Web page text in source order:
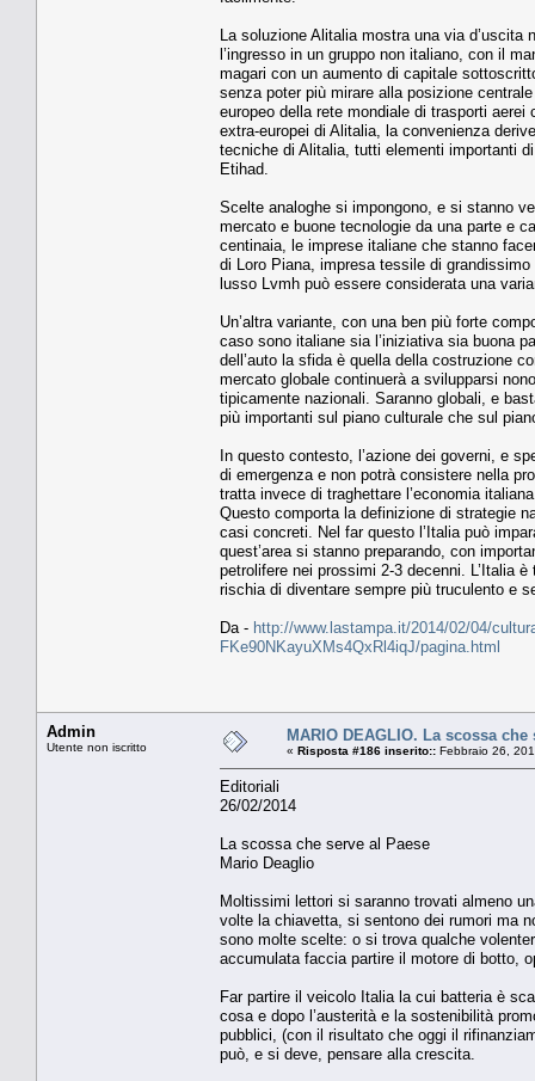
La soluzione Alitalia mostra una via
l’ingresso in un gruppo non italiano, con il
magari con un aumento di capitale
senza poter più mirare alla posizione
europeo della rete mondiale di trasporti
extra-europei di Alitalia, la convenienza
tecniche di Alitalia, tutti elementi importanti
Etihad.
Scelte analoghe si impongono, e si stanno
mercato e buone tecnologie da una parte e
centinaia, le imprese italiane che stanno
di Loro Piana, impresa tessile di
lusso Lvmh può essere considerata una
Un’altra variante, con una ben più forte
caso sono italiane sia l’iniziativa sia buona
dell’auto la sfida è quella della costruzione
mercato globale continuerà a svilupparsi
tipicamente nazionali. Saranno globali, e
più importanti sul piano culturale che sul
In questo contesto, l’azione dei governi, e
di emergenza e non potrà consistere nella
tratta invece di traghettare l’economia
Questo comporta la definizione di strategie
casi concreti. Nel far questo l’Italia può
quest’area si stanno preparando, con
petrolifere nei prossimi 2-3 decenni. L’Italia
rischia di diventare sempre più truculento e
Da - http://www.lastampa.it/2014/02/04/
FKe90NKayuXMs4QxRl4iqJ/pagina.html
Admin
Utente non iscritto
MARIO DEAGLIO. La scossa che
« Risposta #186 inserito:: Febbraio 26,
Editoriali
26/02/2014
La scossa che serve al Paese
Mario Deaglio
Moltissimi lettori si saranno trovati almeno
volte la chiavetta, si sentono dei rumori ma
sono molte scelte: o si trova qualche
accumulata faccia partire il motore di botto,
Far partire il veicolo Italia la cui batteria è
cosa e dopo l’austerità e la sostenibilità
pubblici, (con il risultato che oggi il
può, e si deve, pensare alla crescita.